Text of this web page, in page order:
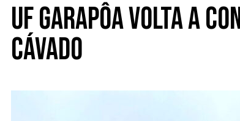
UF Garapôa volta a
Cávado